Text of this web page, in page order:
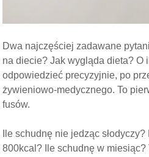
Dwa najczęściej zadawane
na diecie? Jak wygląda dieta? O
odpowiedzieć precyzyjnie, po
żywieniowo-medycznego. To
fusów.
Ile schudnę nie jedząc
800kcal? Ile schudnę w